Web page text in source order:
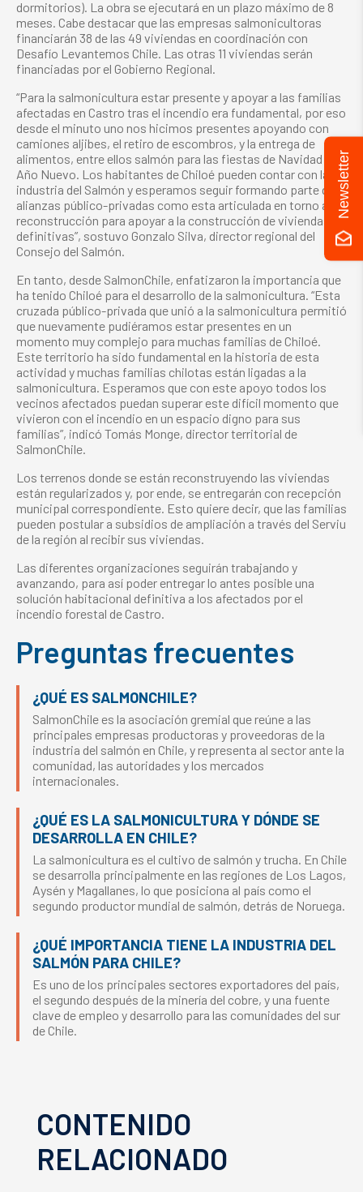
dormitorios). La obra se ejecutará en un plazo máximo de 8
meses. Cabe destacar que las empresas salmonicultoras
financiarán 38 de las 49 viviendas en coordinación con
Desafío Levantemos Chile. Las otras 11 viviendas serán
financiadas por el Gobierno Regional.
“Para la salmonicultura estar presente y apoyar a las familias
afectadas en Castro tras el incendio era fundamental, por eso
desde el minuto uno nos hicimos presentes apoyando con
camiones aljibes, el retiro de escombros, y la entrega de
alimentos, entre ellos salmón para las fiestas de Navidad y
Año Nuevo. Los habitantes de Chiloé pueden contar con la
industria del Salmón y esperamos seguir formando parte de
alianzas público-privadas como esta articulada en torno a la
reconstrucción para apoyar a la construcción de viviendas
definitivas”, sostuvo Gonzalo Silva, director regional del
Consejo del Salmón.
En tanto, desde SalmonChile, enfatizaron la importancia que
ha tenido Chiloé para el desarrollo de la salmonicultura. “Esta
cruzada público-privada que unió a la salmonicultura permitió
que nuevamente pudiéramos estar presentes en un
momento muy complejo para muchas familias de Chiloé.
Este territorio ha sido fundamental en la historia de esta
actividad y muchas familias chilotas están ligadas a la
salmonicultura. Esperamos que con este apoyo todos los
vecinos afectados puedan superar este difícil momento que
vivieron con el incendio en un espacio digno para sus
familias”, indicó Tomás Monge, director territorial de
SalmonChile.
Los terrenos donde se están reconstruyendo las viviendas
están regularizados y, por ende, se entregarán con recepción
municipal correspondiente. Esto quiere decir, que las familias
pueden postular a subsidios de ampliación a través del Serviu
de la región al recibir sus viviendas.
Las diferentes organizaciones seguirán trabajando y
avanzando, para así poder entregar lo antes posible una
solución habitacional definitiva a los afectados por el
incendio forestal de Castro.
Preguntas frecuentes
¿QUÉ ES SALMONCHILE?
SalmonChile es la asociación gremial que reúne a las
principales empresas productoras y proveedoras de la
industria del salmón en Chile, y representa al sector ante la
comunidad, las autoridades y los mercados
internacionales.
¿QUÉ ES LA SALMONICULTURA Y DÓNDE SE
DESARROLLA EN CHILE?
La salmonicultura es el cultivo de salmón y trucha. En Chile
se desarrolla principalmente en las regiones de Los Lagos,
Aysén y Magallanes, lo que posiciona al país como el
segundo productor mundial de salmón, detrás de Noruega.
¿QUÉ IMPORTANCIA TIENE LA INDUSTRIA DEL
SALMÓN PARA CHILE?
Es uno de los principales sectores exportadores del país,
el segundo después de la minería del cobre, y una fuente
clave de empleo y desarrollo para las comunidades del sur
de Chile.
CONTENIDO
RELACIONADO
Newsletter